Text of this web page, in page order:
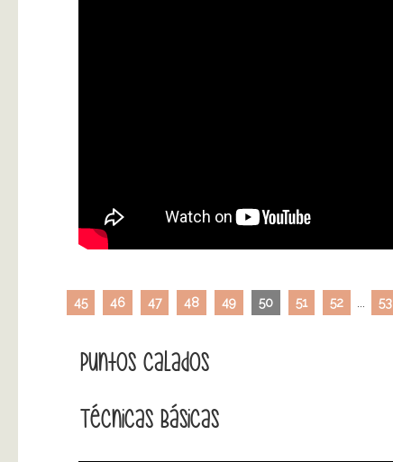
45 46 47 48 49 50 51 52 53
Puntos Calados
Técnicas Básicas